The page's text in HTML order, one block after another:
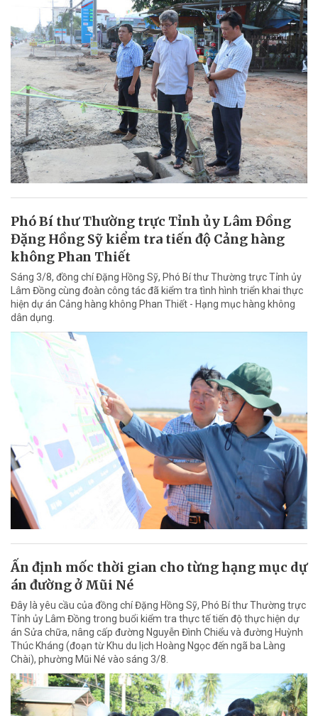
Phó Bí thư Thường trực Tỉnh ủy Lâm Đồng
Đặng Hồng Sỹ kiểm tra tiến độ Cảng hàng
không Phan Thiết
Sáng 3/8, đồng chí Đặng Hồng Sỹ, Phó Bí thư Thường trực Tỉnh ủy
Lâm Đồng cùng đoàn công tác đã kiểm tra tình hình triển khai thực
hiện dự án Cảng hàng không Phan Thiết - Hạng mục hàng không
dân dụng.
Ấn định mốc thời gian cho từng hạng mục dự
án đường ở Mũi Né
Đây là yêu cầu của đồng chí Đặng Hồng Sỹ, Phó Bí thư Thường trực
Tỉnh ủy Lâm Đồng trong buổi kiểm tra thực tế tiến độ thực hiện dự
án Sửa chữa, nâng cấp đường Nguyễn Đình Chiểu và đường Huỳnh
Thúc Kháng (đoạn từ Khu du lịch Hoàng Ngọc đến ngã ba Làng
Chài), phường Mũi Né vào sáng 3/8.